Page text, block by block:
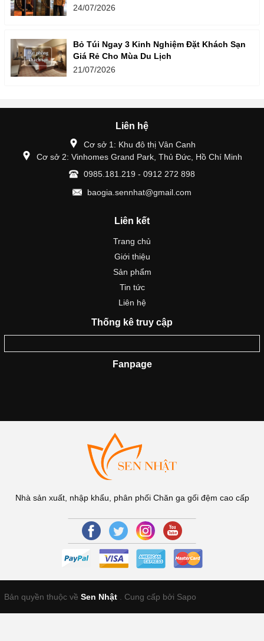
24/07/2026
Bỏ Túi Ngay 3 Kinh Nghiệm Đặt Khách Sạn
Giá Rẻ Cho Mùa Du Lịch
21/07/2026
Liên hệ
Cơ sở 1: Khu đô thị Vân Canh
Cơ sở 2: Vinhomes Grand Park, Thủ Đức, Hồ Chí Minh
0985.181.219 - 0912 272 898
baogia.sennhat@gmail.com
Liên kết
Trang chủ
Giới thiệu
Sản phẩm
Tin tức
Liên hệ
Thống kê truy cập
Fanpage
Nhà sản xuất, nhập khẩu, phân phối Chăn ga gối đệm cao cấp
Bản quyền thuộc về Sen Nhật . Cung cấp bởi Sapo